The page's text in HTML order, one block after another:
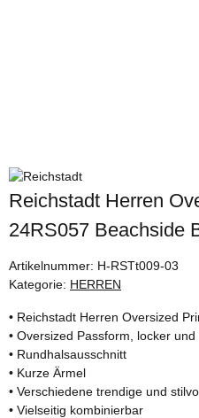
Reichstadt Herren
24RS057 Beachside
Artikelnummer: H-RSTt009-03
Kategorie: HERREN
• Reichstadt Herren Oversized
• Oversized Passform, locker und
• Rundhalsausschnitt
• Kurze Ärmel
• Verschiedene trendige und
• Vielseitig kombinierbar